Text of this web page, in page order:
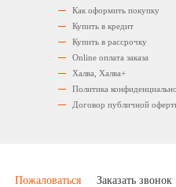
Как оформить покупку
Купить в кредит
Купить в рассрочку
Оnline оплата заказа
Халва, Халва+
Политика
Договор публичной
Пожаловаться Заказать звонок